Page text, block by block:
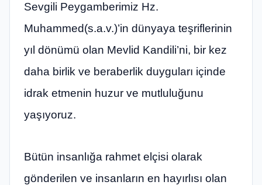
Sevgili Peygamberimiz Hz.
Muhammed(s.a.v.)’in dünyaya teşriflerinin
yıl dönümü olan Mevlid Kandili’ni, bir kez
daha birlik ve beraberlik duyguları içinde
idrak etmenin huzur ve mutluluğunu
yaşıyoruz.
Bütün insanlığa rahmet elçisi olarak
gönderilen ve insanların en hayırlısı olan